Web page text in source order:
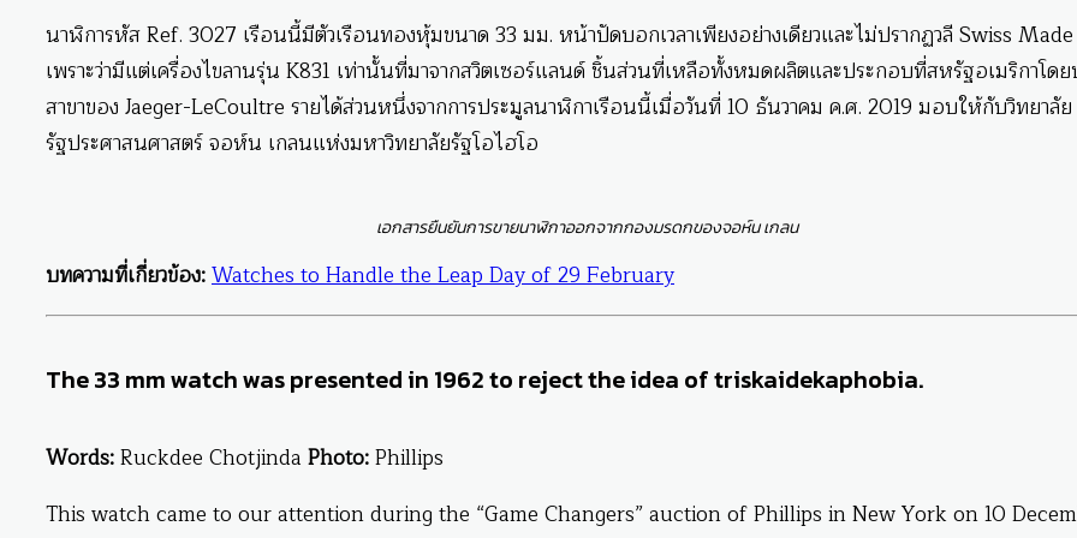
นาฬิการหัส Ref. 3027 เรือนนี้มีตัวเรือนทองหุ้มขนาด 33 มม. หน้าปัดบอกเวลาเพียงอย่างเดียวและไม่ปรากฏวลี Swiss Made
เพราะว่ามีแต่เครื่องไขลานรุ่น K831 เท่านั้นที่มาจากสวิตเซอร์แลนด์ ชิ้นส่วนที่เหลือทั้งหมดผลิตและประกอบที่สหรัฐอเมริกาโด
สาขาของ Jaeger-LeCoultre รายได้ส่วนหนึ่งจากการประมูลนาฬิกาเรือนนี้เมื่อวันที่ 10 ธันวาคม ค.ศ. 2019 มอบให้กับวิทยาลัย
รัฐประศาสนศาสตร์ จอห์น เกลนแห่งมหาวิทยาลัยรัฐโอไฮโอ
เอกสารยืนยันการขายนาฬิกาออกจากกองมรดกของจอห์น เกลน
บทความที่เกี่ยวข้อง:Watches to Handle the Leap Day of 29 February
The 33 mm watch was presented in 1962 to reject the idea of triskaidekaphobia.
Words:Ruckdee Chotjinda Photo:Phillips
This watch came to our attention during the “Game Changers” auction of Phillips in New York on 10